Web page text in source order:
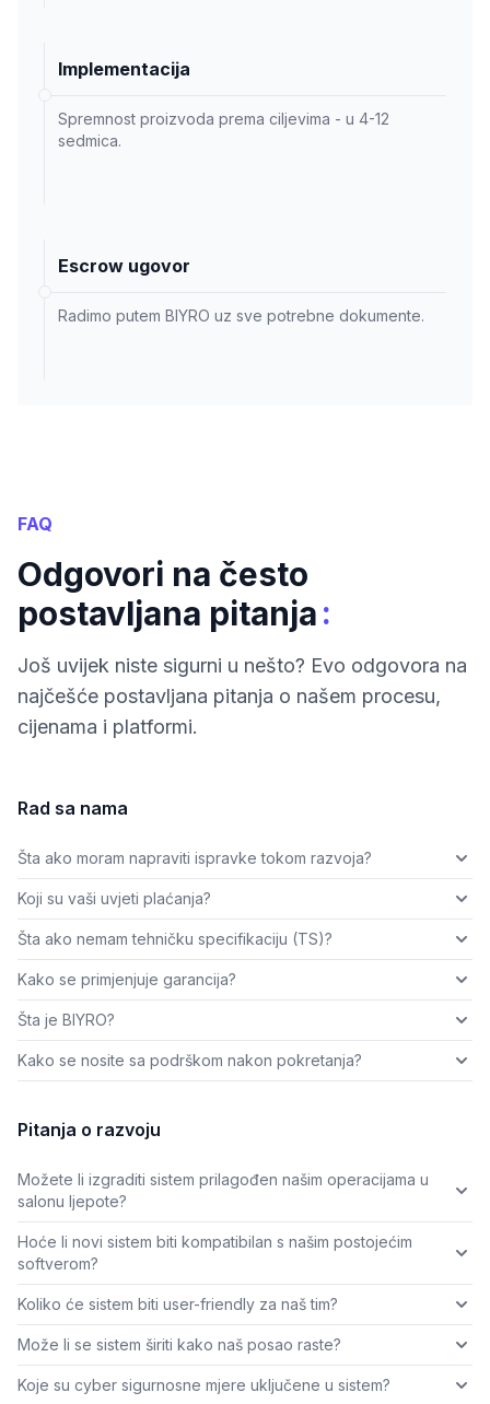
Implementacija
Spremnost proizvoda prema ciljevima - u 4-12
sedmica.
Escrow ugovor
Radimo putem BIYRO uz sve potrebne dokumente.
FAQ
Odgovori na često
postavljana pitanja:
Još uvijek niste sigurni u nešto? Evo odgovora na
najčešće postavljana pitanja o našem procesu,
cijenama i platformi.
Rad sa nama
Šta ako moram napraviti ispravke tokom razvoja?
Koji su vaši uvjeti plaćanja?
Šta ako nemam tehničku specifikaciju (TS)?
Kako se primjenjuje garancija?
Šta je BIYRO?
Kako se nosite sa podrškom nakon pokretanja?
Pitanja o razvoju
Možete li izgraditi sistem prilagođen našim operacijama u
salonu ljepote?
Hoće li novi sistem biti kompatibilan s našim postojećim
softverom?
Koliko će sistem biti user-friendly za naš tim?
Može li se sistem širiti kako naš posao raste?
Koje su cyber sigurnosne mjere uključene u sistem?